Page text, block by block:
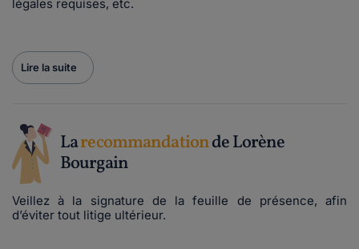
légales requises, etc.
Lire la suite
Larecommandationde Lorène
Bourgain
Veillez à la signature de la feuille de présence, afin
d’éviter tout litige ultérieur.